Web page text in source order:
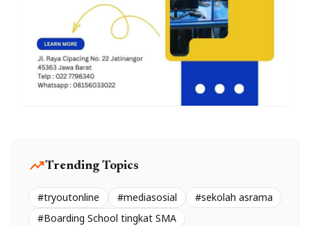
trending_upTrending Topics
#tryoutonline #mediasosial
#sekolah asrama
#Boarding School tingkat SMA